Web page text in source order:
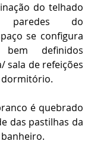
do telhado
paredes do
se configura
definidos
sala de refeições
dormitório.
é quebrado
das pastilhas da